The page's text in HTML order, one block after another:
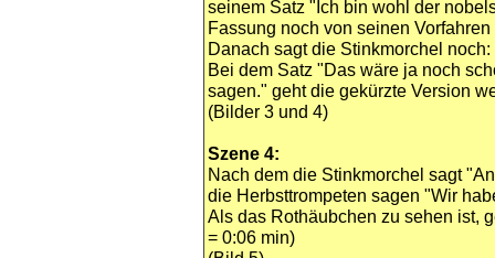
seinem Satz "Ich bin wohl der
Fassung noch von seinen
Danach sagt die Stinkmorchel
Bei dem Satz "Das wäre ja noch
sagen." geht die gekürzte Version
(Bilder 3 und 4)
Szene 4:
Nach dem die Stinkmorchel sagt
die Herbsttrompeten sagen "Wir
Als das Rothäubchen zu sehen ist,
= 0:06 min)